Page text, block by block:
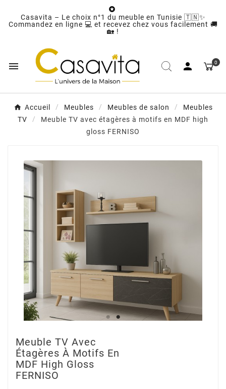

Casavita – Le choix n°1 du meuble en Tunisie 🇹🇳✨
Commandez en ligne 💻 et recevez chez vous facilement 🚚
🏡 !
  0
Accueil Meubles Meubles de salon
Meubles
TV
Meuble TV avec étagères à motifs en MDF high
gloss FERNISO
Meuble TV Avec
Étagères À Motifs En
MDF High Gloss
FERNISO